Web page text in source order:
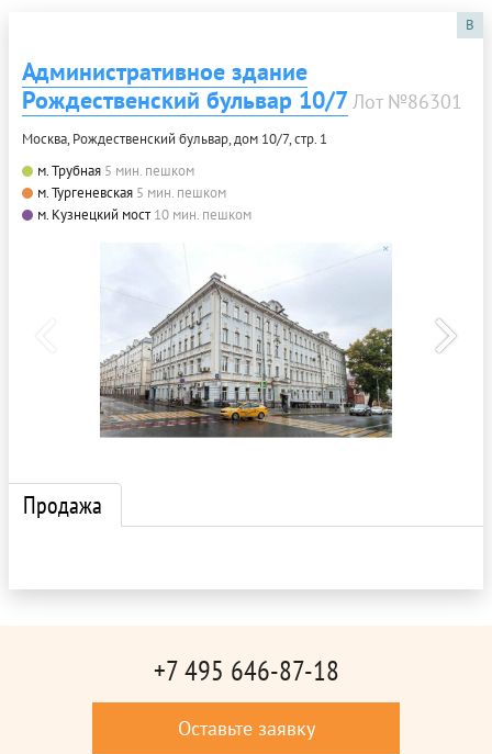
B
Административное здание
Рождественский бульвар 10/7Лот №86301
Москва, Рождественский бульвар, дом 10/7, стр. 1
м. Трубная 5 мин. пешком
м. Тургеневская 5 мин. пешком
м. Кузнецкий мост 10 мин. пешком
Продажа
+7 495 646-87-18
Оставьте заявку